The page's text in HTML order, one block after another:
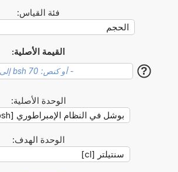
فئة القياس:
القيمة الأصلية:
?
الوحدة الأصلية:
الوحدة الهدف: